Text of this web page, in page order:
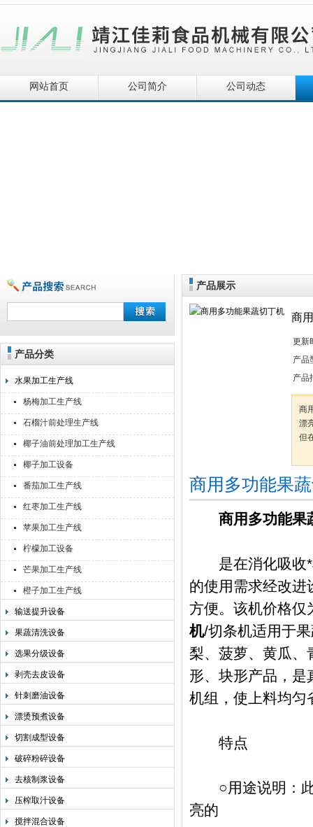
靖江佳莉食品机械有限公司
网站首页 公司简介 公司动态
产品分类
水果加工生产线
杨梅加工生产线
石榴汁前处理生产线
椰子油前处理加工生产线
椰子加工设备
番茄加工生产线
红枣加工生产线
苹果加工生产线
柠檬加工设备
芒果加工生产线
橙子加工生产线
输送提升设备
果蔬清洗设备
选果分级设备
剥壳去皮设备
针刺磨油设备
漂烫预煮设备
切割成型设备
破碎粉碎设备
去核制浆设备
压榨取汁设备
搅拌混合设备
产品展示
商
更新
产品
产品
商
漂
但
商用多功能果
商用多功能果
是在消化吸收*
的使用需求经改进
方便。该机价格仅
机/切条机适用于
梨、菠萝、黄瓜、
形、块形产品，是
机组，使上料均匀
特点
○用途说明：此
亮的